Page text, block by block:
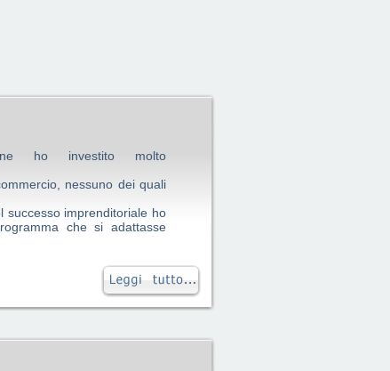
ho investito molto
nessuno dei quali
successo imprenditoriale ho
che si adattasse
qualche funzione in più.
questo programma che ogni
e tempestiva nel